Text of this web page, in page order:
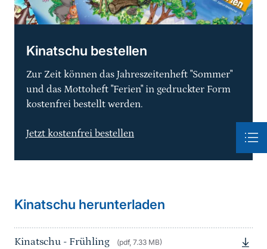
Kinatschu bestellen
Zur Zeit können das Jahreszeitenheft "Sommer"
und das Mottoheft "Ferien" in gedruckter Form
kostenfrei bestellt werden.
Jetzt kostenfrei bestellen
Kinatschu herunterladen
Kinatschu - Frühling (pdf, 7.33 MB)